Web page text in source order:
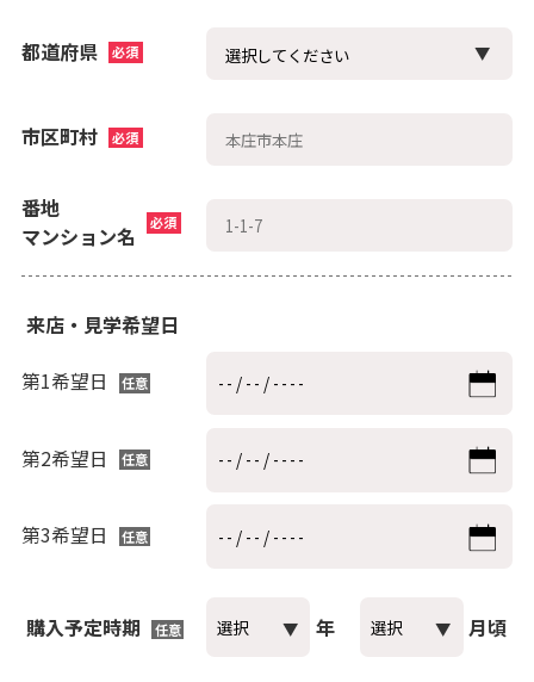
都道府県 必須
市区町村 必須
番地
マンション名
必須
来店・見学希望日
第1希望日 任意
第2希望日 任意
第3希望日 任意
購入予定時期 任意 年 月頃